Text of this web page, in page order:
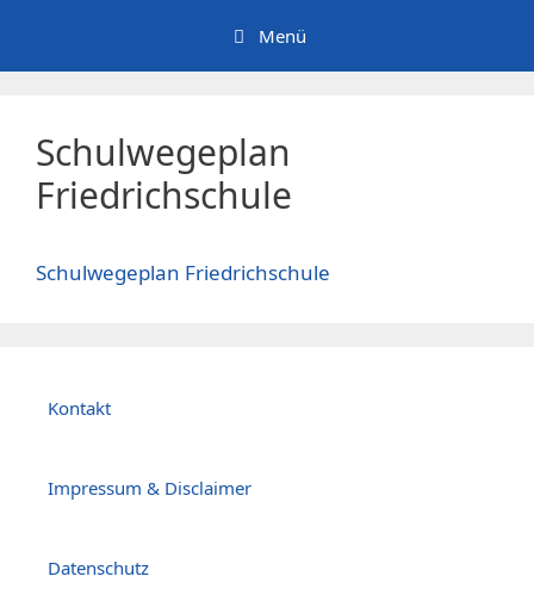
springen
Menü
Schulwegeplan
Friedrichschule
Schulwegeplan Friedrichschule
Kontakt
Impressum & Disclaimer
Datenschutz